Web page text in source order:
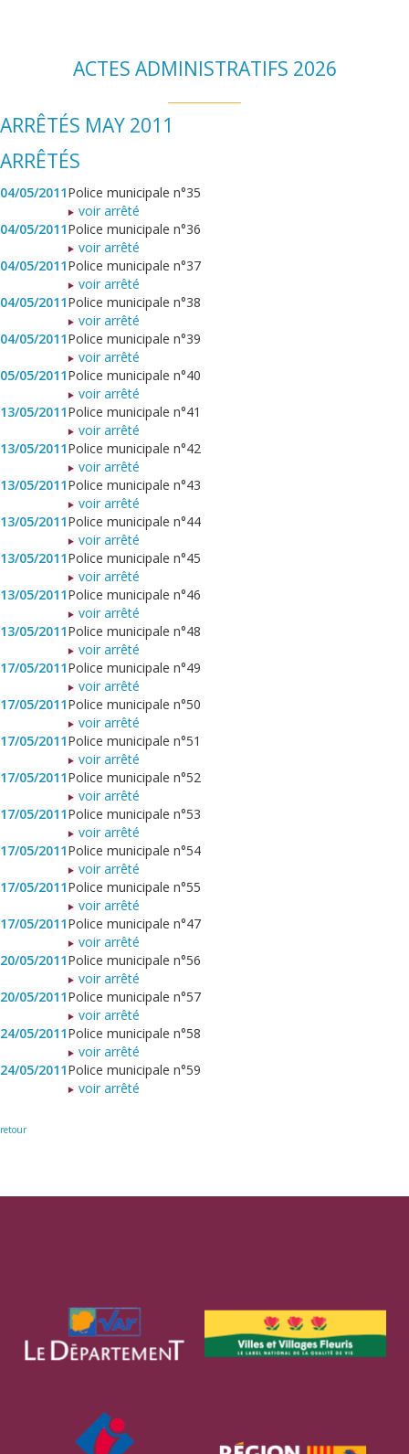
ACTES ADMINISTRATIFS 2026
ARRÊTÉS MAY 2011
ARRÊTÉS
04/05/2011Police municipale n°35
voir arrêté
04/05/2011Police municipale n°36
voir arrêté
04/05/2011Police municipale n°37
voir arrêté
04/05/2011Police municipale n°38
voir arrêté
04/05/2011Police municipale n°39
voir arrêté
05/05/2011Police municipale n°40
voir arrêté
13/05/2011Police municipale n°41
voir arrêté
13/05/2011Police municipale n°42
voir arrêté
13/05/2011Police municipale n°43
voir arrêté
13/05/2011Police municipale n°44
voir arrêté
13/05/2011Police municipale n°45
voir arrêté
13/05/2011Police municipale n°46
voir arrêté
13/05/2011Police municipale n°48
voir arrêté
17/05/2011Police municipale n°49
voir arrêté
17/05/2011Police municipale n°50
voir arrêté
17/05/2011Police municipale n°51
voir arrêté
17/05/2011Police municipale n°52
voir arrêté
17/05/2011Police municipale n°53
voir arrêté
17/05/2011Police municipale n°54
voir arrêté
17/05/2011Police municipale n°55
voir arrêté
17/05/2011Police municipale n°47
voir arrêté
20/05/2011Police municipale n°56
voir arrêté
20/05/2011Police municipale n°57
voir arrêté
24/05/2011Police municipale n°58
voir arrêté
24/05/2011Police municipale n°59
voir arrêté
retour